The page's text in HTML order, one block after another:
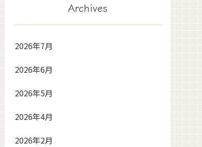
Archives
2026年7月
2026年6月
2026年5月
2026年4月
2026年2月